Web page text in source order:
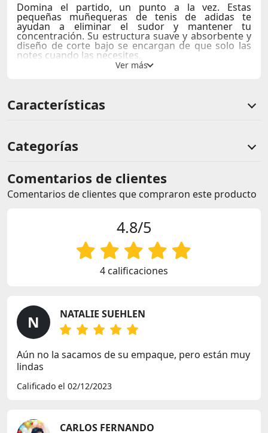
Domina el partido, un punto a la vez. Estas
pequeñas muñequeras de tenis de adidas te
ayudan a eliminar el sudor y mantener tu
concentración. Su estructura suave y absorbente y
diseño de corte bajo se encargan de que solo las
notes cuando las necesites.
Características
Categorías
Comentarios de clientes
Comentarios de clientes que compraron este producto
4.8/5
4 calificaciones
N NATALIE SUEHLEN
Aún no la sacamos de su empaque, pero están muy
lindas
Calificado el 02/12/2023
CARLOS FERNANDO